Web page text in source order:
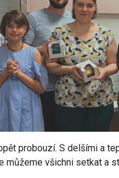
probouzí. S delšími a
můžeme všichni setkat a